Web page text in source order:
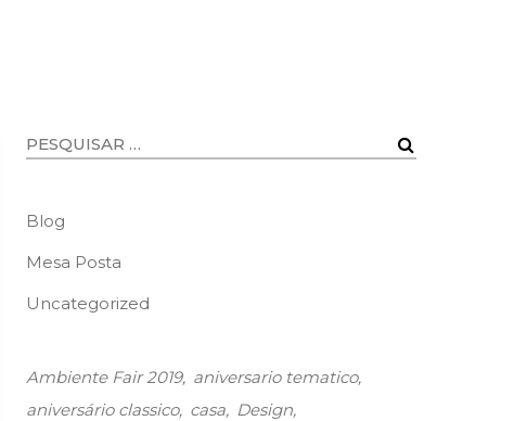
Blog
Mesa Posta
Uncategorized
Ambiente Fair 2019 aniversario tematico
aniversário classico casa
Design